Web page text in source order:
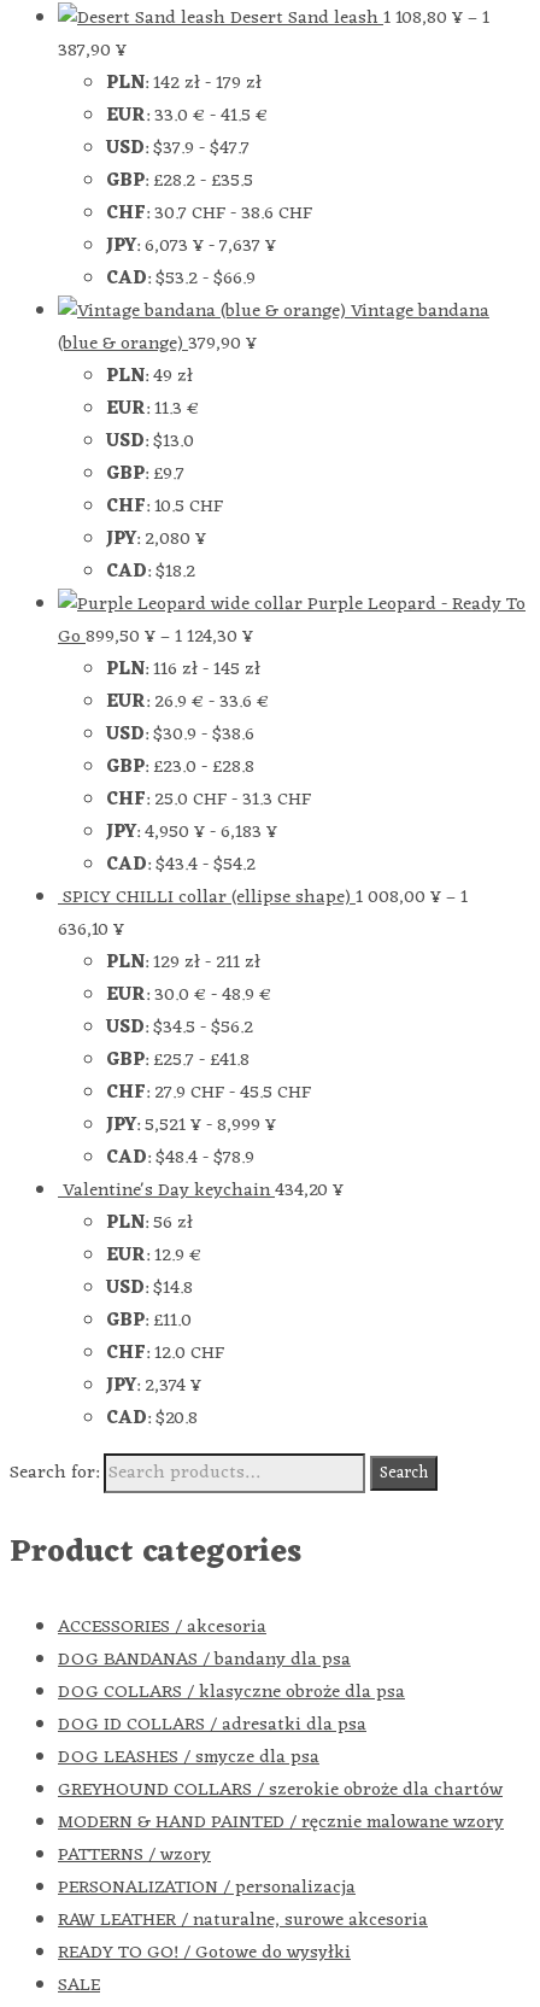
Desert Sand leash1 108,80¥–1
387,90¥
PLN:142 zł-179 zł
EUR:33.0 €-41.5 €
USD:$37.9-$47.7
GBP:£28.2-£35.5
CHF:30.7 CHF-38.6 CHF
JPY:6,073 ¥-7,637 ¥
CAD:$53.2-$66.9
Vintage bandana
(blue & orange)379,90¥
PLN:49 zł
EUR:11.3 €
USD:$13.0
GBP:£9.7
CHF:10.5 CHF
JPY:2,080 ¥
CAD:$18.2
Purple Leopard - Ready To
Go899,50¥–1 124,30¥
PLN:116 zł-145 zł
EUR:26.9 €-33.6 €
USD:$30.9-$38.6
GBP:£23.0-£28.8
CHF:25.0 CHF-31.3 CHF
JPY:4,950 ¥-6,183 ¥
CAD:$43.4-$54.2
SPICY CHILLI collar (ellipse shape)1 008,00¥–1
636,10¥
PLN:129 zł-211 zł
EUR:30.0 €-48.9 €
USD:$34.5-$56.2
GBP:£25.7-£41.8
CHF:27.9 CHF-45.5 CHF
JPY:5,521 ¥-8,999 ¥
CAD:$48.4-$78.9
Valentine's Day keychain434,20¥
PLN:56 zł
EUR:12.9 €
USD:$14.8
GBP:£11.0
CHF:12.0 CHF
JPY:2,374 ¥
CAD:$20.8
Search for:
Search
Product categories
ACCESSORIES / akcesoria
DOG BANDANAS / bandany dla psa
DOG COLLARS / klasyczne obroże dla psa
DOG ID COLLARS / adresatki dla psa
DOG LEASHES / smycze dla psa
GREYHOUND COLLARS / szerokie obroże dla chartów
MODERN & HAND PAINTED / ręcznie malowane wzory
PATTERNS / wzory
PERSONALIZATION / personalizacja
RAW LEATHER / naturalne, surowe akcesoria
READY TO GO! / Gotowe do wysyłki
SALE